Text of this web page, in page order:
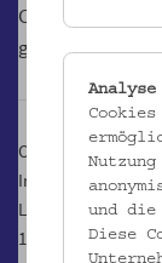
Cider und
geschmacklich
Ort:
Innenhof des
Laudongasse Tor 19
1080 Wien
und die
Diese